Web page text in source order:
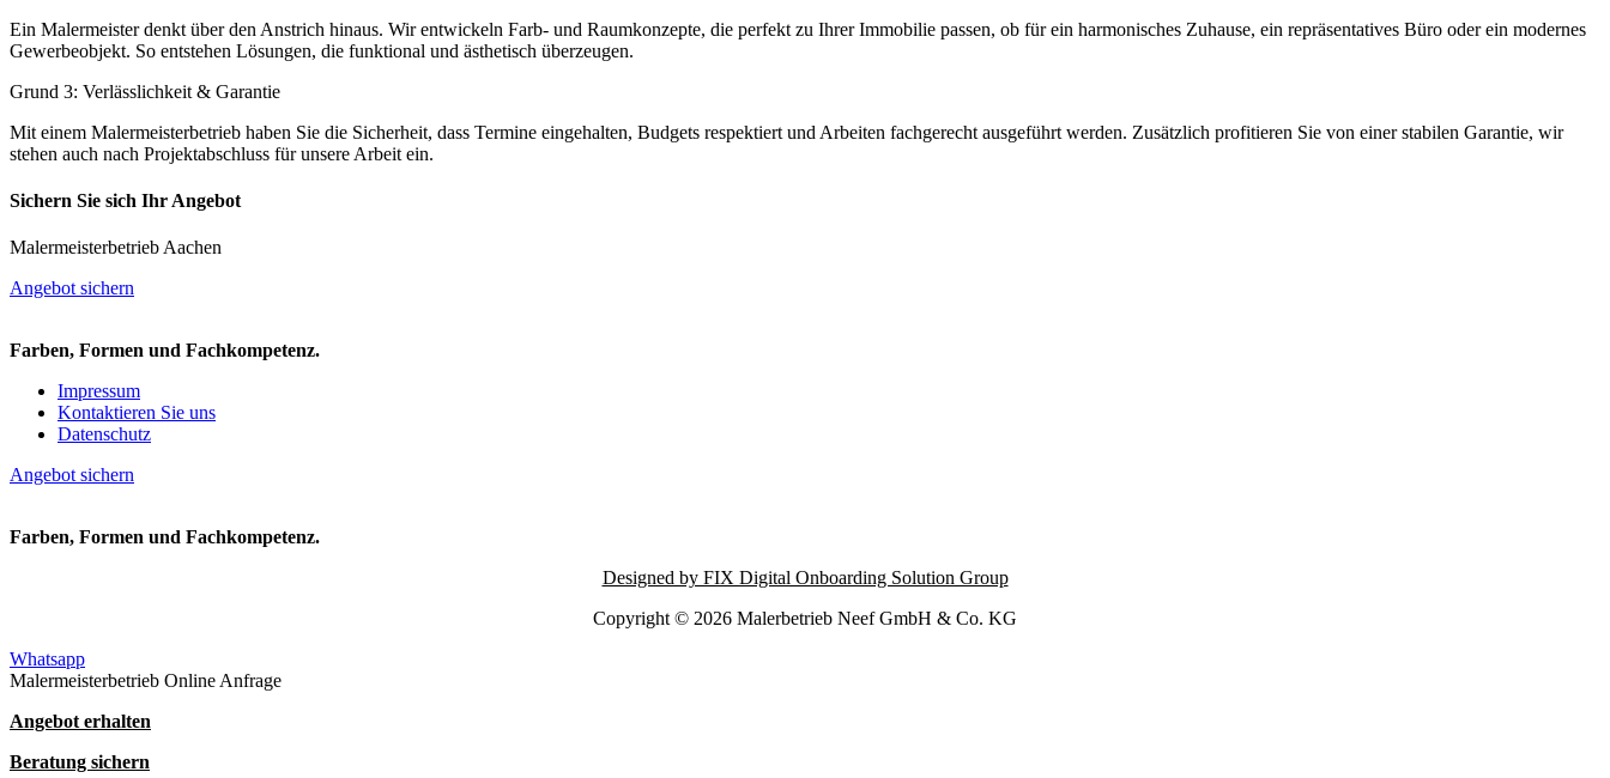
Ein Malermeister denkt über den Anstrich hinaus. Wir entwickeln Farb- und Raumkonzepte, die perfekt zu Ihrer Immobilie passen, ob für ein harmonisches Zuhause, ein repräsentatives Büro oder ein modernes
Gewerbeobjekt. So entstehen Lösungen, die funktional und ästhetisch überzeugen.
Grund 3: Verlässlichkeit & Garantie
Mit einem Malermeisterbetrieb haben Sie die Sicherheit, dass Termine eingehalten, Budgets respektiert und Arbeiten fachgerecht ausgeführt werden. Zusätzlich profitieren Sie von einer stabilen Garantie, wir
stehen auch nach Projektabschluss für unsere Arbeit ein.
Sichern Sie sich Ihr Angebot
Malermeisterbetrieb Aachen
Angebot sichern
Farben, Formen und Fachkompetenz.
Impressum
Kontaktieren Sie uns
Datenschutz
Angebot sichern
Farben, Formen und Fachkompetenz.
Designed by FIX Digital Onboarding Solution Group
Copyright © 2026 Malerbetrieb Neef GmbH & Co. KG
Whatsapp
Malermeisterbetrieb Online Anfrage
Angebot erhalten
Beratung sichern